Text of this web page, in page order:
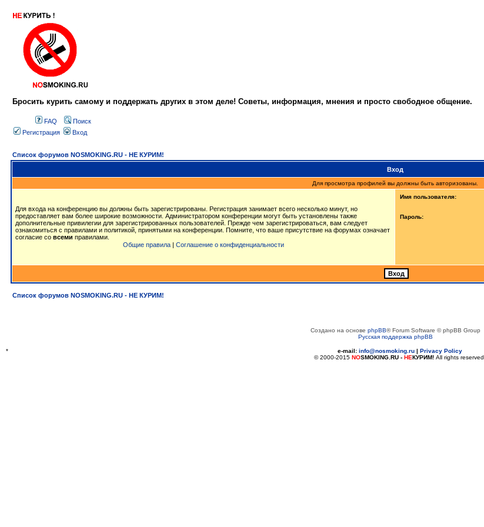
Бросить курить самому и поддержать других в этом деле! Советы, информация, мнения и просто свободное общение.
FAQ
Поиск
Регистрация
Вход
Список форумов NOSMOKING.RU - НЕ КУРИМ!
Вход
Для просмотра профилей вы должны быть авторизованы.
Для входа на конференцию вы должны быть зарегистрированы. Регистрация занимает всего несколько минут, но
предоставляет вам более широкие возможности. Администратором конференции могут быть установлены также
дополнительные привилегии для зарегистрированных пользователей. Прежде чем зарегистрироваться, вам следует
ознакомиться с правилами и политикой, принятыми на конференции. Помните, что ваше присутствие на форумах означает
согласие со всеми правилами.
Общие правила | Соглашение о конфиденциальности
Имя пользователя:
Пароль:
Список форумов NOSMOKING.RU - НЕ КУРИМ!
Создано на основе phpBB® Forum Software © phpBB Group
Русская поддержка phpBB
* e-mail: info@nosmoking.ru | Privacy Policy
© 2000-2015 NOSMOKING.RU - НЕКУРИМ! All rights reserved.